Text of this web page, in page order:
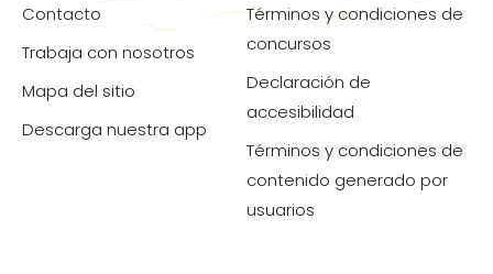
Contacto
Trabaja con nosotros
Mapa del sitio
Descarga nuestra app
Términos y condiciones de
concursos
Declaración de
accesibilidad
Términos y condiciones de
contenido generado por
usuarios